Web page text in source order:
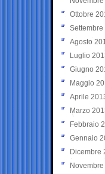
Ottobre
Settembre
Agosto
Luglio
Giugno
Maggio
Aprile
Marzo
Febbraio
Gennaio
Dicembre